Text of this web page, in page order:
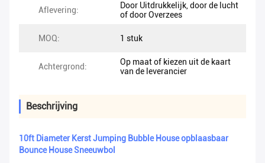
Aflevering:
Door Uitdrukkelijk, door de lucht
of door Overzees
MOQ: 1 stuk
Achtergrond:
Op maat of kiezen uit de kaart
van de leverancier
Beschrijving
10ft Diameter Kerst Jumping Bubble House opblaasbaar
Bounce House Sneeuwbol